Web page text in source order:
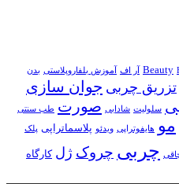
Beauty آر اف آموزش بلفاروپلاستی بدن
تزریق چربی جوان سازی
سلولیت شادابی صورت طب سنتی
مو هایفوتراپی ویدئو پلاسماتراپی پلک
چربی چروک ژل کارگاه